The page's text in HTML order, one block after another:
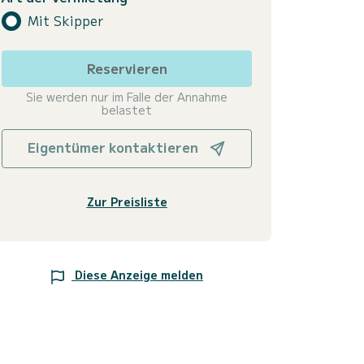
Mit Skipper
Reservieren
Sie werden nur im Falle der Annahme
belastet
Eigentümer kontaktieren
Zur Preisliste
Diese Anzeige melden